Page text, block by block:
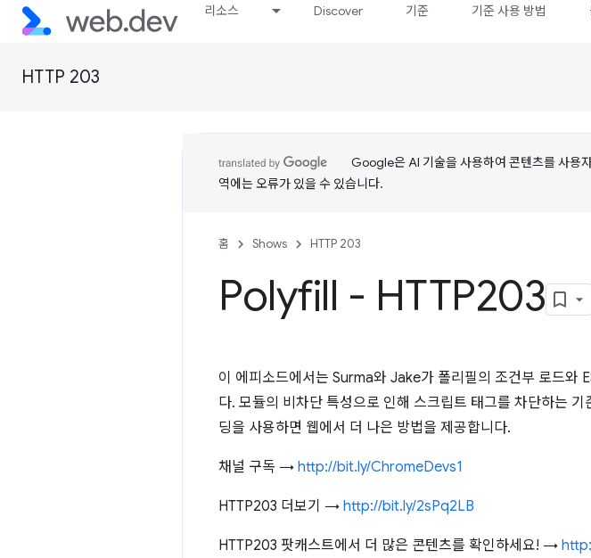
리소스 Discover 기준 기준 사용 방법
HTTP 203
Google은 AI 기술을 사용하여 콘텐츠를 사용
역에는 오류가 있을 수 있습니다.
홈 Shows HTTP 203
Polyfill - HTTP203
이 에피소드에서는 Surma와 Jake가 폴리필의 조건부 로드와
다. 모듈의 비차단 특성으로 인해 스크립트 태그를 차단하는
딩을 사용하면 웹에서 더 나은 방법을 제공합니다.
채널 구독 → http://bit.ly/ChromeDevs1
HTTP203 더보기 → http://bit.ly/2sPq2LB
HTTP203 팟캐스트에서 더 많은 콘텐츠를 확인하세요! →